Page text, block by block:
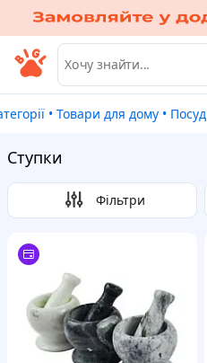
• Товари для дому • Посуд
Ступки
Фільтри